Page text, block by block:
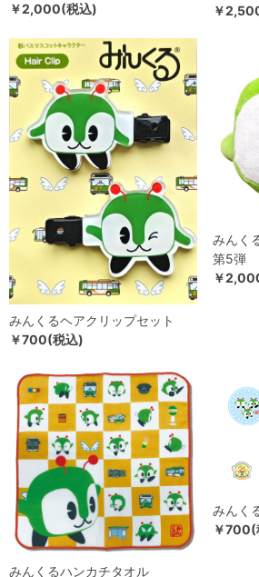
￥2,000(税込)
￥
みんくるヘアクリップセット
￥700(税込)
みんく
第5弾
￥
みんくるハンカチタオル
みんく
￥700(